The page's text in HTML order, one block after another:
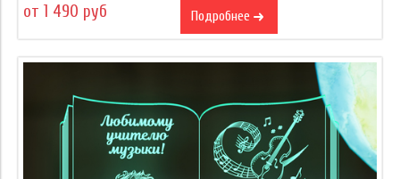
от 1 490 руб Подробнее